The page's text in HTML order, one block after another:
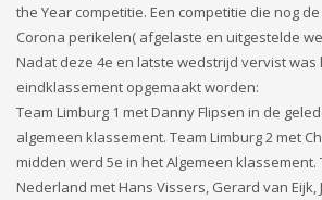
the Year competitie. Een competitie die nog
Corona perikelen( afgelaste en uitgestelde
Nadat deze 4e en latste wedstrijd vervist was
eindklassement opgemaakt worden:
Team Limburg 1 met Danny Flipsen in de
algemeen klassement. Team Limburg 2 met
midden werd 5e in het Algemeen klassement.
Nederland met Hans Vissers, Gerard van Eijk,